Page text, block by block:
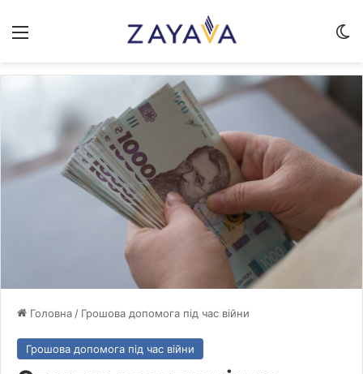
Меню
Головна / Грошова допомога під час війни
Грошова допомога під час війни